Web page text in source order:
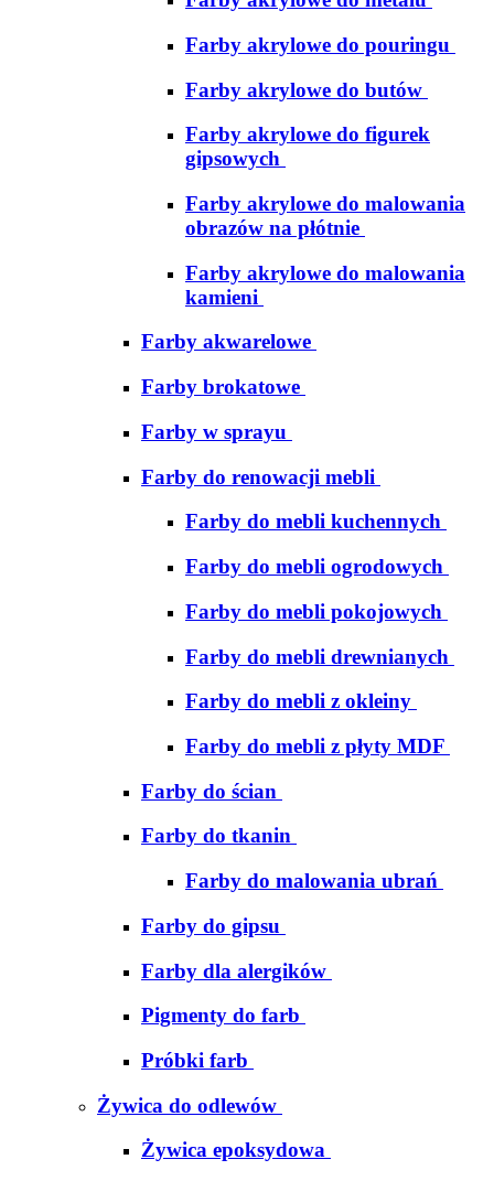
Farby akrylowe do pouringu
Farby akrylowe do butów
Farby akrylowe do figurek
gipsowych
Farby akrylowe do malowania
obrazów na płótnie
Farby akrylowe do malowania
kamieni
Farby akwarelowe
Farby brokatowe
Farby w sprayu
Farby do renowacji mebli
Farby do mebli kuchennych
Farby do mebli ogrodowych
Farby do mebli pokojowych
Farby do mebli drewnianych
Farby do mebli z okleiny
Farby do mebli z płyty MDF
Farby do ścian
Farby do tkanin
Farby do malowania ubrań
Farby do gipsu
Farby dla alergików
Pigmenty do farb
Próbki farb
Żywica do odlewów
Żywica epoksydowa